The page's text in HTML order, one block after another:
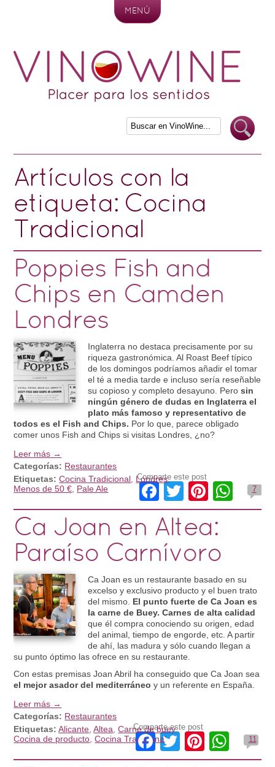
MENÚ
Artículos con la
etiqueta: Cocina
Tradicional
Poppies Fish and
Chips en Camden
Londres
Inglaterra no destaca precisamente por su
riqueza gastronómica. Al Roast Beef típico
de los domingos podríamos añadir el tomar
el té a media tarde e incluso sería reseñable
su copioso y completo desayuno. Perosin
ningún género de dudas en Inglaterra el
plato más famoso y representativo de
todos es el Fish and Chips. Por lo que, parece obligado
comer unos Fish and Chips si visitas Londres, ¿no?
Leer más →
Categorías: Restaurantes
Etiquetas: Cocina Tradicional Londres,
Menos de 50 € Pale Ale
Comparte este post
Facebook
Twitter 7
Ca Joan en Altea:
Paraíso Carnívoro
Ca Joan es un restaurante basado en su
excelso y exclusivo producto y el buen trato
del mismo. El punto fuerte de Ca Joan es
la carne de Buey. Carnes de alta calidad
que él compra conociendo su origen, edad
del animal, tiempo de engorde, etc. A partir
de ahí, las madura y sólo cuando llegan a
su punto óptimo las ofrece en su restaurante.
Con estas premisas Joan Abril ha conseguido que Ca Joan sea
el mejor asador del mediterráneo y un referente en España.
Leer más →
Categorías: Restaurantes
Etiquetas: Alicante ,Altea ,Carne de buey,
Cocina de producto ,Cocina Tradicional
Comparte este post
Facebook
Twitter 11